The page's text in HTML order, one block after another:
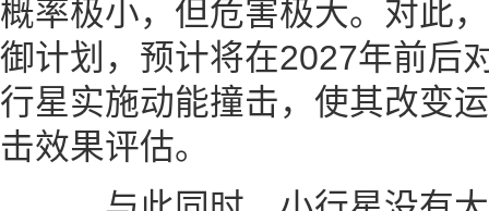
概率极小，但危害极大。对此
御计划，预计将在2027年前后
行星实施动能撞击，使其改变
击效果评估。